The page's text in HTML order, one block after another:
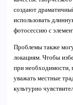
создают
использовать
фотосессию с
Проблемы также
локациям. Чтобы
при необходимости,
уважать местные
культурно